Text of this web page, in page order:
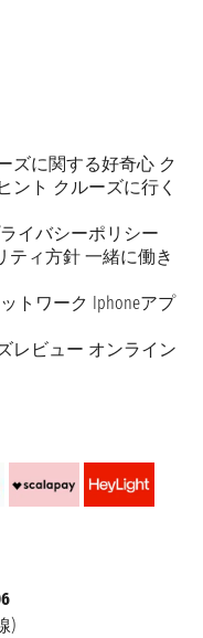
ズに関する好奇心 ク
ント クルーズに行く
イバシーポリシー
ティ方針 一緒に働き
トワーク
Iphoneアプ
レビュー オンライン
)